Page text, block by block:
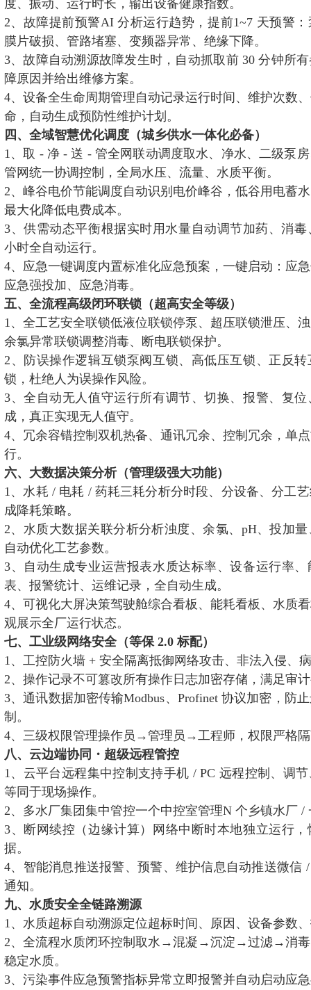
度、振动、运行时长，输出设备健康指数。
2、故障提前预警AI 分析运行趋势，提前1~7 天预警
膜片破损、管路堵塞、变频器异常、绝缘下降。
3、故障自动溯源故障发生时，自动抓取前 30 分钟所
障原因并给出维修方案。
4、设备全生命周期管理自动记录运行时间、维护次数
命，自动生成预防性维护计划。
四、全域智慧优化调度（城乡供水一体化必备）
1、取 - 净 - 送 - 管全网联动调度取水、净水、二级泵
管网统一协调控制，全局水压、流量、水质平衡。
2、峰谷电价节能调度自动识别电价峰谷，低谷用电蓄
最大化降低电费成本。
3、供需动态平衡根据实时用水量自动调节加药、消毒
小时全自动运行。
4、应急一键调度内置标准化应急预案，一键启动：应
应急强投加、应急消毒。
五、全流程高级闭环联锁（超高安全等级）
1、全工艺安全联锁低液位联锁停泵、超压联锁泄压、
余氯异常联锁调整消毒、断电联锁保护。
2、防误操作逻辑互锁泵阀互锁、高低压互锁、正反
锁，杜绝人为误操作风险。
3、全自动无人值守运行所有调节、切换、报警、复
成，真正实现无人值守。
4、冗余容错控制双机热备、通讯冗余、控制冗余，单
行。
六、大数据决策分析（管理级强大功能）
1、水耗 / 电耗 / 药耗三耗分析分时段、分设备、分工
成降耗策略。
2、水质大数据关联分析分析浊度、余氯、pH、投加
自动优化工艺参数。
3、自动生成专业运营报表水质达标率、设备运行率
表、报警统计、运维记录，全自动生成。
4、可视化大屏决策驾驶舱综合看板、能耗看板、水质
观展示全厂运行状态。
七、工业级网络安全（等保 2.0 标配）
1、工控防火墙 + 安全隔离抵御网络攻击、非法入侵、
2、操作记录不可篡改所有操作日志加密存储，满足审
3、通讯数据加密传输Modbus、Profinet 协议加密，防
制。
4、三级权限管理操作员→管理员→工程师，权限严格
八、云边端协同・超级远程管控
1、云平台远程集中控制支持手机 / PC 远程控制、调
等同于现场操作。
2、多水厂集团集中管控一个中控室管理N 个乡镇水厂 /
3、断网续控（边缘计算）网络中断时本地独立运行
据。
4、智能消息推送报警、预警、维护信息自动推送微信
通知。
九、水质安全全链路溯源
1、水质超标自动溯源定位超标时间、原因、设备参数
2、全流程水质闭环控制取水→混凝→沉淀→过滤→消
稳定水质。
3、污染事件应急预警指标异常立即报警并自动启动应